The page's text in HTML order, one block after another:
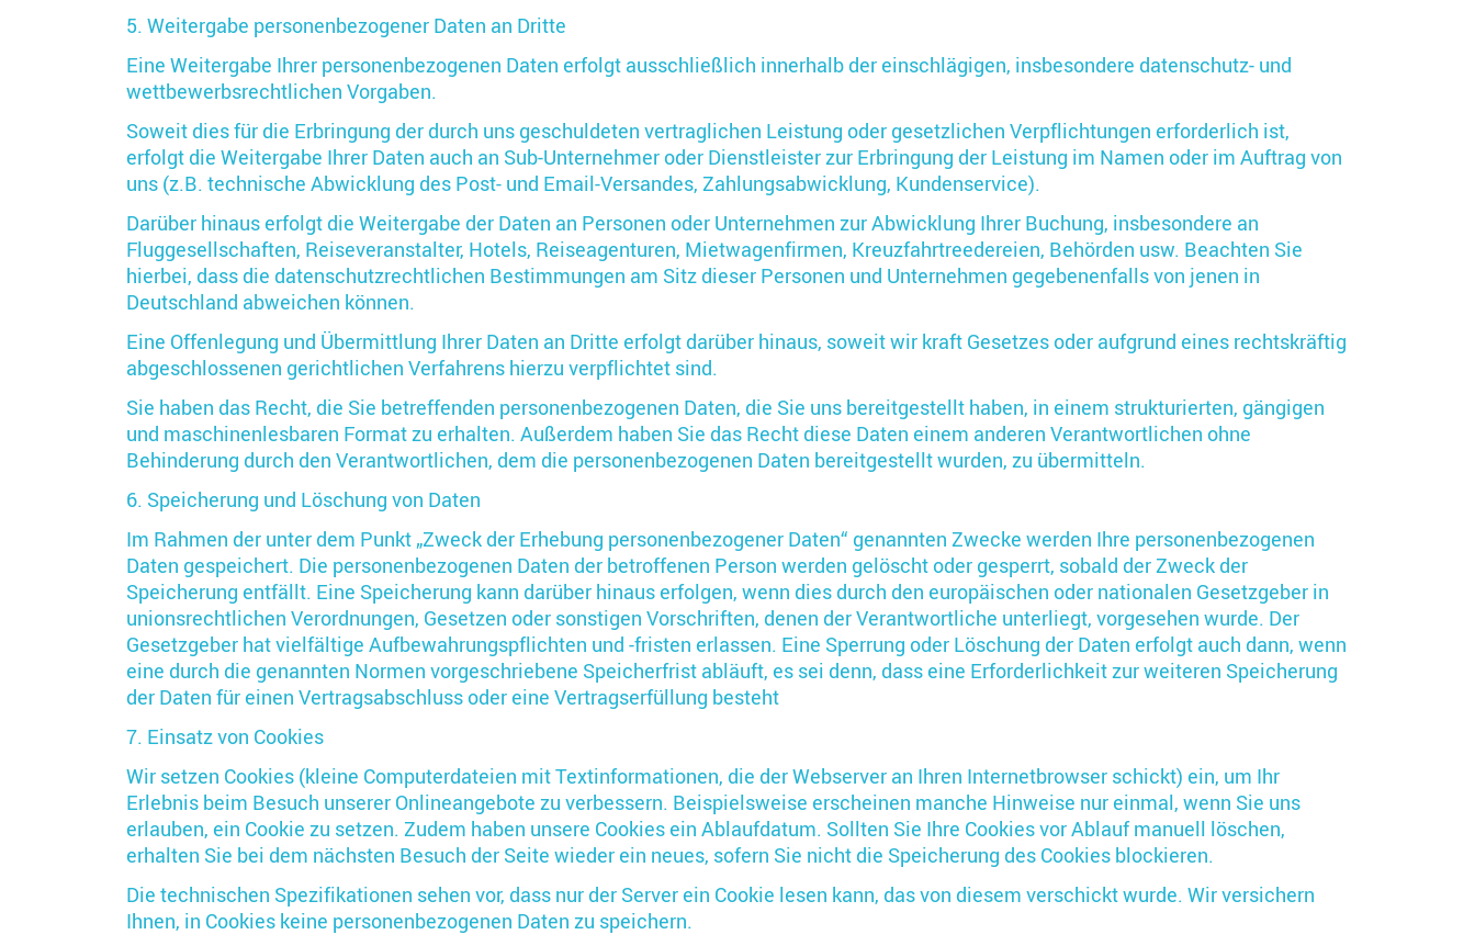
5. Weitergabe personenbezogener Daten an Dritte
Eine Weitergabe Ihrer personenbezogenen Daten erfolgt ausschließlich innerhalb der einschlägigen, insbesondere datenschutz- und
wettbewerbsrechtlichen Vorgaben.
Soweit dies für die Erbringung der durch uns geschuldeten vertraglichen Leistung oder gesetzlichen Verpflichtungen erforderlich ist,
erfolgt die Weitergabe Ihrer Daten auch an Sub-Unternehmer oder Dienstleister zur Erbringung der Leistung im Namen oder im Auftrag von
uns (z.B. technische Abwicklung des Post- und Email-Versandes, Zahlungsabwicklung, Kundenservice).
Darüber hinaus erfolgt die Weitergabe der Daten an Personen oder Unternehmen zur Abwicklung Ihrer Buchung, insbesondere an
Fluggesellschaften, Reiseveranstalter, Hotels, Reiseagenturen, Mietwagenfirmen, Kreuzfahrtreedereien, Behörden usw. Beachten Sie
hierbei, dass die datenschutzrechtlichen Bestimmungen am Sitz dieser Personen und Unternehmen gegebenenfalls von jenen in
Deutschland abweichen können.
Eine Offenlegung und Übermittlung Ihrer Daten an Dritte erfolgt darüber hinaus, soweit wir kraft Gesetzes oder aufgrund eines rechtskräftig
abgeschlossenen gerichtlichen Verfahrens hierzu verpflichtet sind.
Sie haben das Recht, die Sie betreffenden personenbezogenen Daten, die Sie uns bereitgestellt haben, in einem strukturierten, gängigen
und maschinenlesbaren Format zu erhalten. Außerdem haben Sie das Recht diese Daten einem anderen Verantwortlichen ohne
Behinderung durch den Verantwortlichen, dem die personenbezogenen Daten bereitgestellt wurden, zu übermitteln.
6. Speicherung und Löschung von Daten
Im Rahmen der unter dem Punkt „Zweck der Erhebung personenbezogener Daten“ genannten Zwecke werden Ihre personenbezogenen
Daten gespeichert. Die personenbezogenen Daten der betroffenen Person werden gelöscht oder gesperrt, sobald der Zweck der
Speicherung entfällt. Eine Speicherung kann darüber hinaus erfolgen, wenn dies durch den europäischen oder nationalen Gesetzgeber in
unionsrechtlichen Verordnungen, Gesetzen oder sonstigen Vorschriften, denen der Verantwortliche unterliegt, vorgesehen wurde. Der
Gesetzgeber hat vielfältige Aufbewahrungspflichten und -fristen erlassen. Eine Sperrung oder Löschung der Daten erfolgt auch dann, wenn
eine durch die genannten Normen vorgeschriebene Speicherfrist abläuft, es sei denn, dass eine Erforderlichkeit zur weiteren Speicherung
der Daten für einen Vertragsabschluss oder eine Vertragserfüllung besteht
7. Einsatz von Cookies
Wir setzen Cookies (kleine Computerdateien mit Textinformationen, die der Webserver an Ihren Internetbrowser schickt) ein, um Ihr
Erlebnis beim Besuch unserer Onlineangebote zu verbessern. Beispielsweise erscheinen manche Hinweise nur einmal, wenn Sie uns
erlauben, ein Cookie zu setzen. Zudem haben unsere Cookies ein Ablaufdatum. Sollten Sie Ihre Cookies vor Ablauf manuell löschen,
erhalten Sie bei dem nächsten Besuch der Seite wieder ein neues, sofern Sie nicht die Speicherung des Cookies blockieren.
Die technischen Spezifikationen sehen vor, dass nur der Server ein Cookie lesen kann, das von diesem verschickt wurde. Wir versichern
Ihnen, in Cookies keine personenbezogenen Daten zu speichern.